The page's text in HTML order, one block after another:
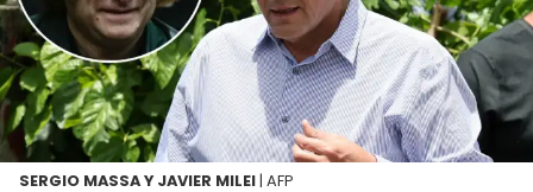
SERGIO MASSA Y JAVIER MILEI | AFP